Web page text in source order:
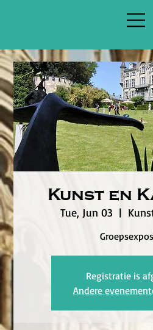
Kunst en
Tue, Jun 03
  |
Registratie is
Andere